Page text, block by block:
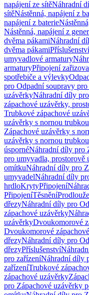
napájení ze sítěNáhradní
sítěNástěnná, napájení z
napájení z baterie
Nástěnná, napájení z
dvěma pákamiNáhradní
dvěma pákamiPříslušenství
umyvadlové armatury
armaturyPřipojení
spotřebiče a výlevky
pro Odpadní soupravy
uzávěrkyNáhradní díly
zápachové uzávěrky,
Trubkové zápachové
uzávěrky s nornou
Zápachové uzávěrky s
uzávěrky s nornou
úspornéNáhradní díly pro
pro umyvadla, prostorově
omítkuNáhradní díly pro
umyvadelNáhradní díly
hrdloKrytyPřipojení
PřipojeníTěsnění
dřezyNáhradní díly pro
zápachové uzávěrky
uzávěrkyDvoukomorové
Dvoukomorové
dřezyNáhradní díly pro
dřezyPříslušenství
pro zařízeníNáhradní díly
zařízeníTrubkové
zápachové uzávěrky
pro Zápachové uzávěrky